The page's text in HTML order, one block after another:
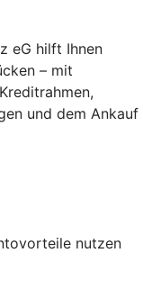
eG hilft Ihnen
– mit
und dem Ankauf
nutzen